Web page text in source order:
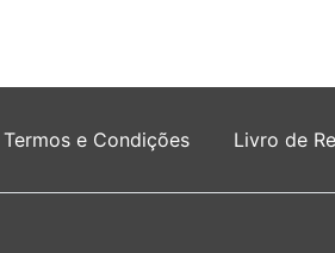
Termos e Condições Livro de